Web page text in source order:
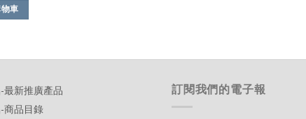
車
最新推廣產品
商品目錄
訂閱我們的電子報